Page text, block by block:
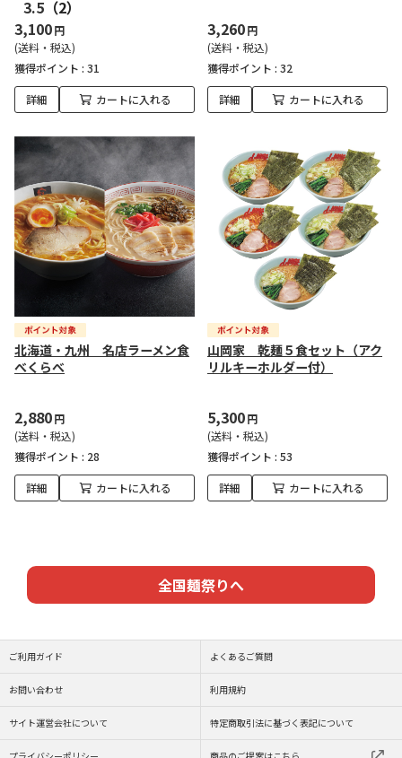
3.5 （2）
3,100円
(送料・税込)
獲得ポイント : 31
詳細 カートに入れる
3,260円
(送料・税込)
獲得ポイント : 32
詳細 カートに入れる
北海道・九州 名店ラーメン食
べくらべ
2,880円
(送料・税込)
獲得ポイント : 28
詳細 カートに入れる
山岡家 乾麺５食セット（アク
リルキーホルダー付）
5,300円
(送料・税込)
獲得ポイント : 53
詳細 カートに入れる
全国麺祭りへ
ご利用ガイド よくあるご質問
お問い合わせ 利用規約
サイト運営会社について 特定商取引法に基づく表記について